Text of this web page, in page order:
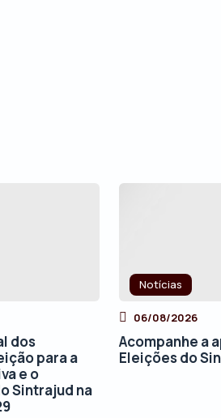
dos
para a
e o
Sintrajud na
Notícias
06/08/2026
Acompanhe a
Eleições do